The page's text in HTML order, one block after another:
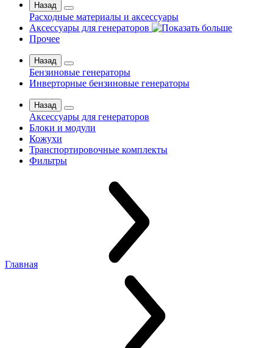
Назад
Расходные материалы и аксессуары
Аксессуары для генераторов
Прочее
Назад
Бензиновые генераторы
Инверторные бензиновые генераторы
Назад
Аксессуары для генераторов
Блоки и модули
Кожухи
Транспортировочные комплекты
Фильтры
Главная